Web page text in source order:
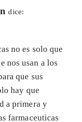
dice:
no es solo que
nos usan a los
que sus
hay que
a primera y
farmaceuticas